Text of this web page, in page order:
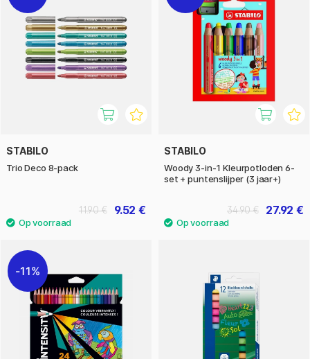
STABILO
Trio Deco 8-pack
9.52 €
11.90 €
STABILO
Woody 3-in-1 Kleurpotloden 6-
set + puntenslijper (3 jaar+)
27.92 €
34.90 €
11%